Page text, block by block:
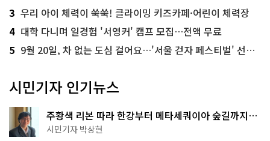
3 우리 아이 체력이 쑥쑥! 클라이밍 키즈카페·어린이 체력장
4 대학 다니며 일경험 '서영커' 캠프 모집…전액 무료
5 9월 20일, 차 없는 도심 걸어요…'서울 걷자 페스티벌' 선착순 5천명
시민기자 인기뉴스
주황색 리본 따라 한강부터 메타세쿼이아 숲길까지…
서울둘레길 15코스
시민기자 박상현